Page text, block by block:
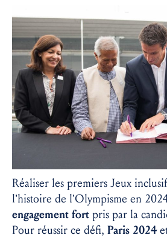
Réaliser les premiers Jeux
l’histoire de l’Olympisme en
engagement fort pris par la
Pour réussir ce défi, Paris 2024